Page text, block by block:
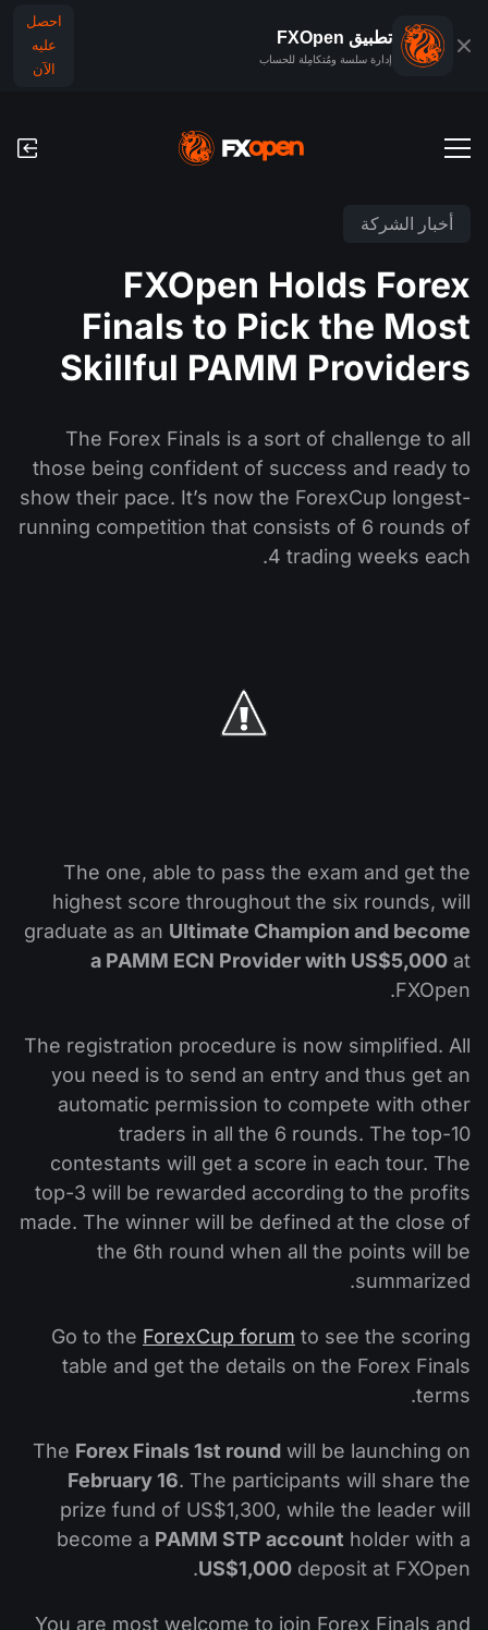
تطبيق FXOpen
إدارة سلسة ومُتكامِلة للحساب
احصل
عليه
الآن
الحساب التجريبي للفوركس
العمولات ورسوم التبييت (السواب)
عمليات الدفع
عمليات الإيداع والسحب
الفوركس
المؤشرات
التداول في صناديق الإستثمار المتداولة (ETF)
العملات الرقمية
منصَّات التداوُل
TickTrader
تطبيق FXOpen
iOS FXOpen App
المُخدِّم الافتراضي الخاص (VPS)
الأخبار والتحليلات
تقويم توزيعات الأرباح
منتدى الفوركس
ما هو التداوُل عبر شبكة الاتصالات الإلكترونية (ECN)؟
أخبار الشركة
لماذا نحن؟
تاريخنا
أخبار الشركة
FXOpen Holds Forex
Finals to Pick the Most
Skillful PAMM Providers
The Forex Finals is a sort of challenge to all
those being confident of success and ready to
show their pace. It’s now the ForexCup longest-
running competition that consists of 6 rounds of
4 trading weeks each.
The one, able to pass the exam and get the
highest score throughout the six rounds, will
graduate as an Ultimate Champion and become
a PAMM ECN Provider with US$5,000 at
FXOpen.
The registration procedure is now simplified. All
you need is to send an entry and thus get an
automatic permission to compete with other
traders in all the 6 rounds. The top-10
contestants will get a score in each tour. The
top-3 will be rewarded according to the profits
made. The winner will be defined at the close of
the 6th round when all the points will be
summarized.
Go to the ForexCup forum to see the scoring
table and get the details on the Forex Finals
terms.
The Forex Finals 1st round will be launching on
February 16. The participants will share the
prize fund of US$1,300, while the leader will
become a PAMM STP account holder with a
US$1,000 deposit at FXOpen.
You are most welcome to join Forex Finals and